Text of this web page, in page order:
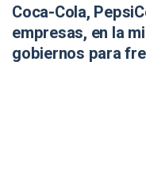
Coca-Cola,
empresas, en la
gobiernos para